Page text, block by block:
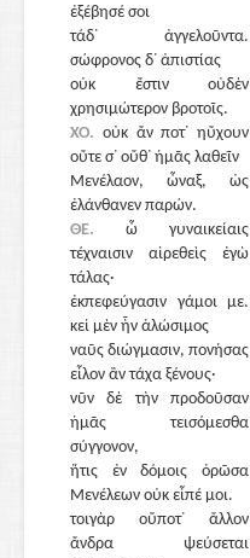
ἐξέβησέ σοι
τάδ᾽ ἀγγελοῦντα.
σώφρονος δ᾽ ἀπιστίας
οὐκ ἔστιν οὐδὲν
χρησιμώτερον βροτοῖς.
ΧΟ. οὐκ ἄν ποτ᾽ ηὔχουν
οὔτε σ᾽ οὔθ᾽ ἡμᾶς λαθεῖν
Μενέλαον, ὦναξ, ὡς
ἐλάνθανεν παρών.
ΘΕ. ὦ γυναικείαις
τέχναισιν αἱρεθεὶς ἐγὼ
τάλας·
ἐκπεφεύγασιν γάμοι με.
κεἰ μὲν ἦν ἁλώσιμος
ναῦς διώγμασιν, πονήσας
εἷλον ἂν τάχα ξένους·
νῦν δὲ τὴν προδοῦσαν
ἡμᾶς τεισόμεσθα
σύγγονον,
ἥτις ἐν δόμοις ὁρῶσα
Μενέλεων οὐκ εἶπέ μοι.
τοιγὰρ οὔποτ᾽ ἄλλον
ἄνδρα ψεύσεται